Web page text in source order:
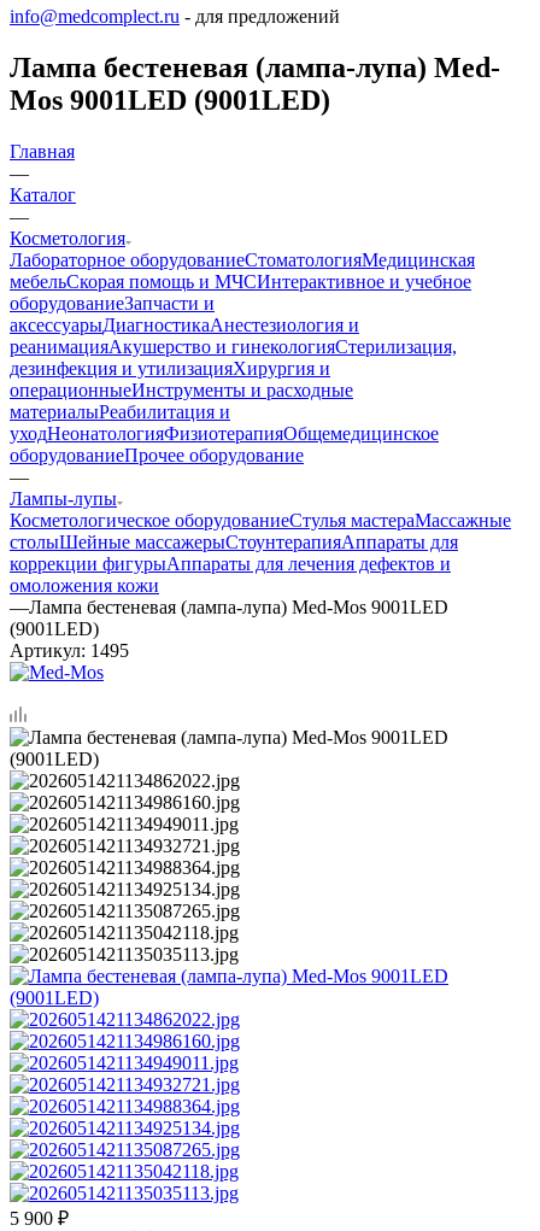
info@medcomplect.ru - для предложений
Лампа бестеневая (лампа-лупа) Med-
Mos 9001LED (9001LED)
Главная
—
Каталог
—
Косметология
Лабораторное оборудованиеСтоматологияМедицинская
мебельСкорая помощь и МЧСИнтерактивное и учебное
оборудованиеЗапчасти и
аксессуарыДиагностикаАнестезиология и
реанимацияАкушерство и гинекологияСтерилизация,
дезинфекция и утилизацияХирургия и
операционныеИнструменты и расходные
материалыРеабилитация и
уходНеонатологияФизиотерапияОбщемедицинское
оборудованиеПрочее оборудование
—
Лампы-лупы
Косметологическое оборудованиеСтулья мастераМассажные
столыШейные массажерыСтоунтерапияАппараты для
коррекции фигурыАппараты для лечения дефектов и
омоложения кожи
—Лампа бестеневая (лампа-лупа) Med-Mos 9001LED
(9001LED)
Артикул: 1495
5 900 ₽